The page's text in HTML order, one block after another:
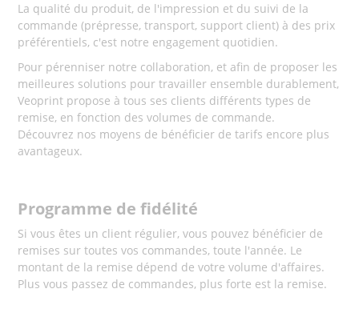
La qualité du produit, de l'impression et du suivi de la
commande (prépresse, transport, support client) à des prix
préférentiels, c'est notre engagement quotidien.
Pour pérenniser notre collaboration, et afin de proposer les
meilleures solutions pour travailler ensemble durablement,
Veoprint propose à tous ses clients différents types de
remise, en fonction des volumes de commande.
Découvrez nos moyens de bénéficier de tarifs encore plus
avantageux.
Programme de fidélité
Si vous êtes un client régulier, vous pouvez bénéficier de
remises sur toutes vos commandes, toute l'année. Le
montant de la remise dépend de votre volume d'affaires.
Plus vous passez de commandes, plus forte est la remise.